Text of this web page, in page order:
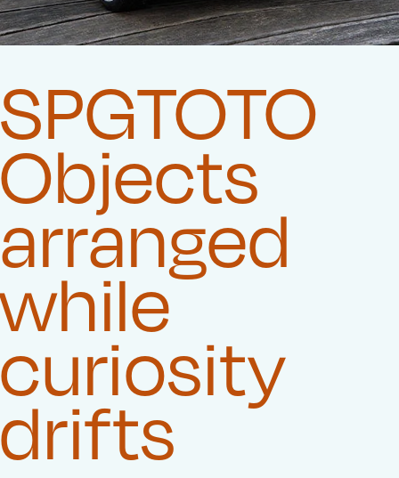
SPGTOTO
Objects
arranged
while
curiosity
drifts